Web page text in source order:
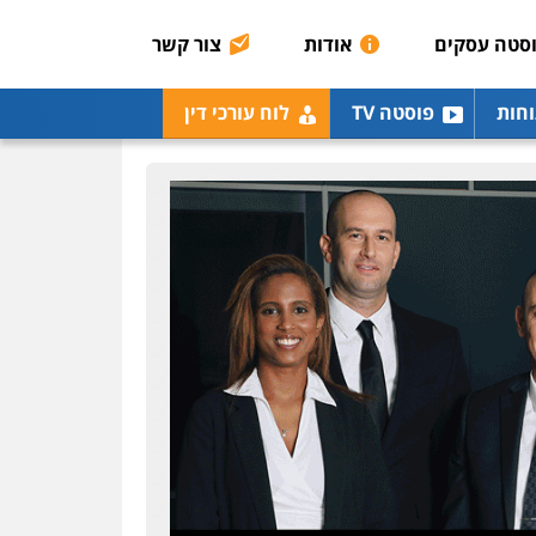
עסקים אודות צור קשר
פוסטה TV לוח עורכי דין
מנשה, אלמוג – עורכי דין
פלילי עבירות תנועה
צווארון לבן תעבורה עורכי
דין לענייני אסירים מעצרים
0546470989
עו"ד אבי כהן
פלילי פשיעה חמורה
קטינים אלימות סמים
עבירות מין
0523647066
ויקי שמואל – משרד עו"ד
משפט פלילי
0528959600